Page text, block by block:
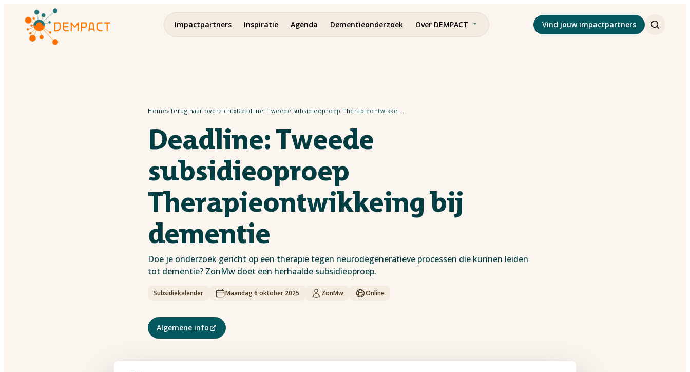
Impactpartners Inspiratie Agenda Dementieonderzoek Over DEMPACT Vind jouw impactpartners
Home»Terug naar overzicht» Deadline: Tweede subsidieoproep Therapieontwikkeing bij dementie
Deadline: Tweede
subsidieoproep
Therapieontwikkeing bij
dementie
Doe je onderzoek gericht op een therapie tegen neurodegeneratieve processen die kunnen leiden
tot dementie? ZonMw doet een herhaalde subsidieoproep.
Subsidiekalender Maandag 6 oktober 2025 ZonMw Online
Algemene info